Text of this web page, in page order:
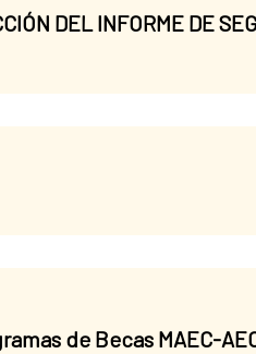
DEL INFORME DE
de Becas MAEC-